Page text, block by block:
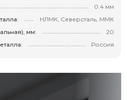
0.4 мм
НЛМК, Северсталь, ММК
мм:
20
Россия